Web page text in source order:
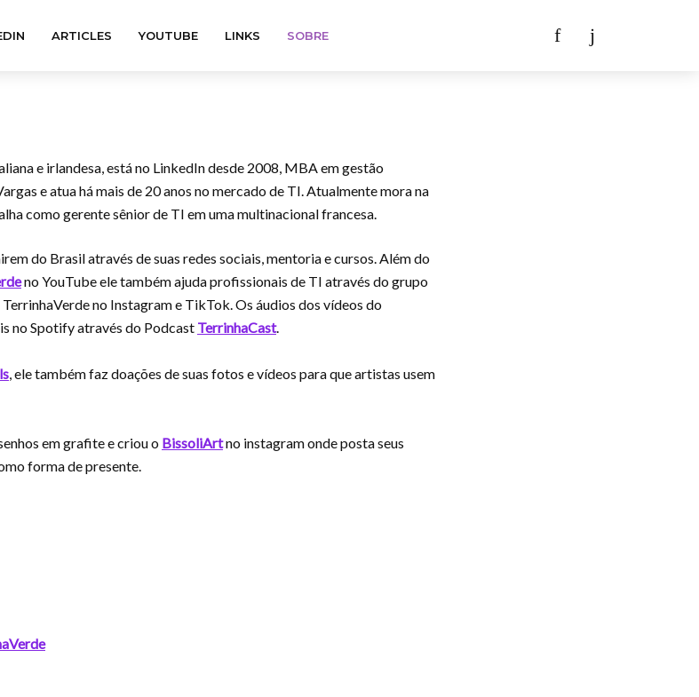
ARTICLES YOUTUBE LINKS SOBRE
e irlandesa, está no LinkedIn desde 2008, MBA em gestão
e atua há mais de 20 anos no mercado de TI. Atualmente mora na
como gerente sênior de TI em uma multinacional francesa.
do Brasil através de suas redes sociais, mentoria e cursos. Além do
no YouTube ele também ajuda profissionais de TI através do grupo
no Instagram e TikTok. Os áudios dos vídeos do
no Spotify através do Podcast TerrinhaCast.
, ele também faz doações de suas fotos e vídeos para que artistas usem
em grafite e criou o BissoliArtno instagram onde posta seus
forma de presente.